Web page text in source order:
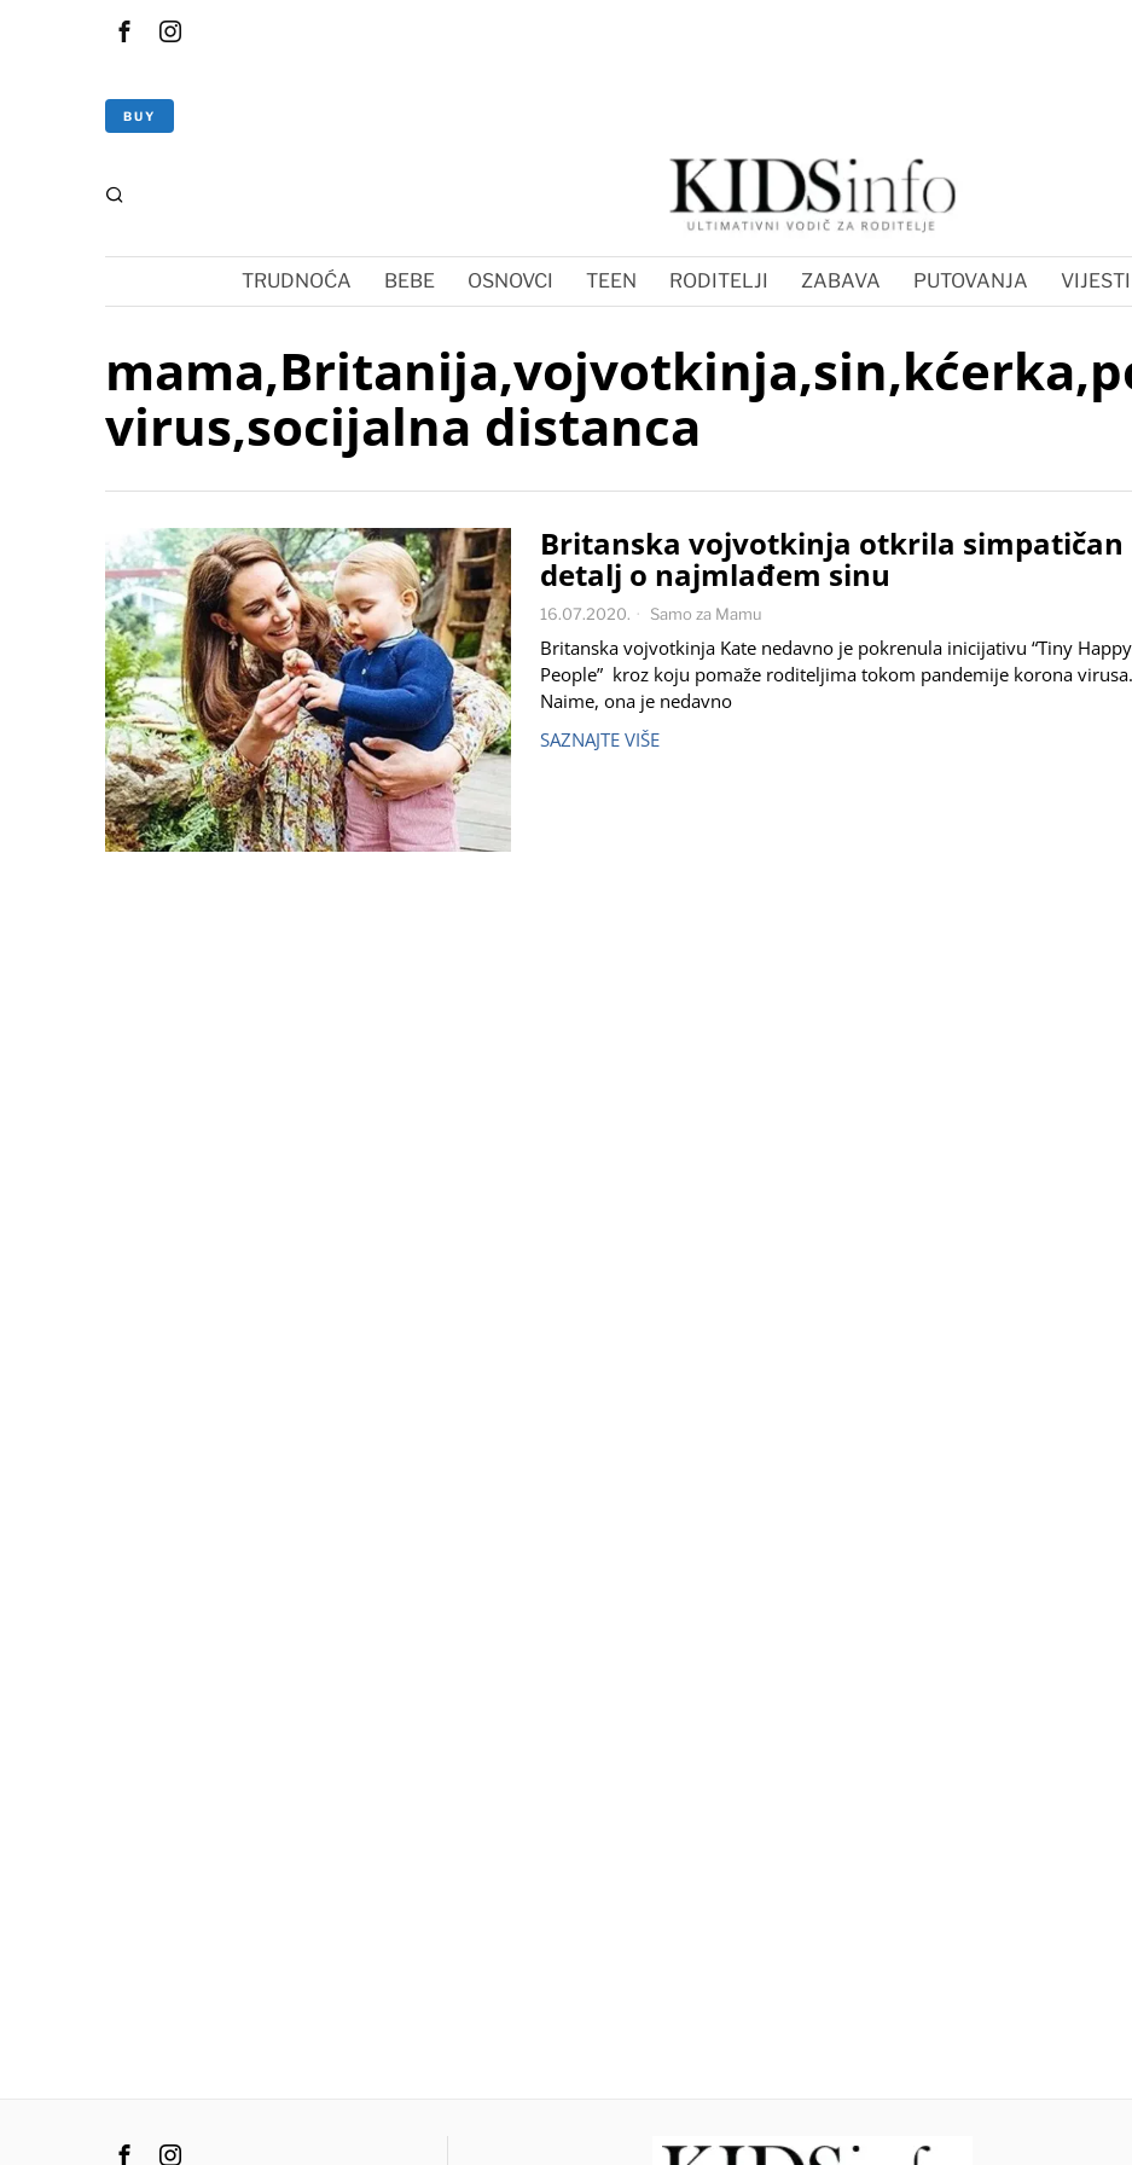
BUY
TRUDNOĆA BEBE OSNOVCI TEEN RODITELJI ZABAVA PUTOVANJA VIJESTI
virus,socijalna distanca
Britanska vojvotkinja otkrila simpatičan
detalj o najmlađem sinu
16.07.2020. Samo za Mamu
Britanska vojvotkinja Kate nedavno je pokrenula inicijativu “Tiny Happy
People” kroz koju pomaže roditeljima tokom pandemije korona virusa.
Naime, ona je nedavno
SAZNAJTE VIŠE